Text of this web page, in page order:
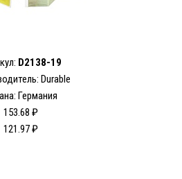
D2138-19
Durable
Германия
153.68 ₽
121.97 ₽